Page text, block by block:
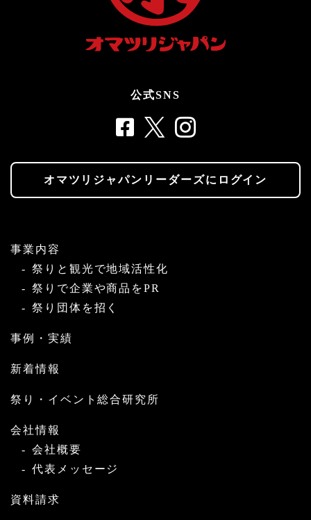
公式SNS
オマツリジャパンリーダーズにログイン
事業内容
祭りと観光で地域活性化
祭りで企業や商品をPR
祭り団体を招く
事例・実績
新着情報
祭り・イベント総合研究所
会社情報
会社概要
代表メッセージ
資料請求